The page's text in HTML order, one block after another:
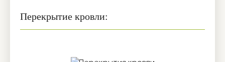
Перекрытие кровли: